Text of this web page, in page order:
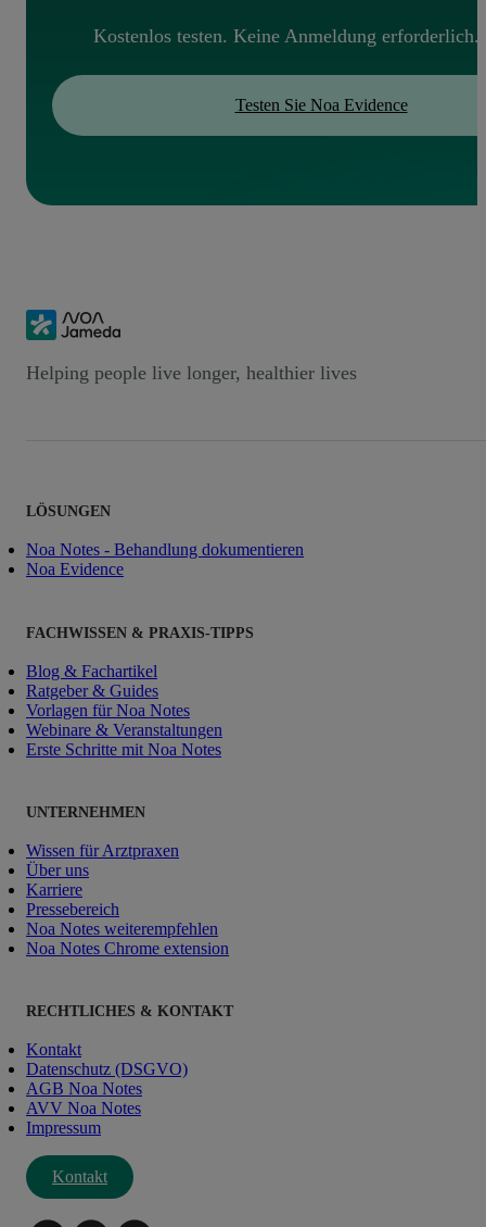
Kostenlos testen. Keine Anmeldung erforderlich.
Testen Sie Noa Evidence
Helping people live longer, healthier lives
LÖSUNGEN
Noa Notes - Behandlung dokumentieren
Noa Evidence
FACHWISSEN & PRAXIS-TIPPS
Blog & Fachartikel
Ratgeber & Guides
Vorlagen für Noa Notes
Webinare & Veranstaltungen
Erste Schritte mit Noa Notes
UNTERNEHMEN
Wissen für Arztpraxen
Über uns
Karriere
Pressebereich
Noa Notes weiterempfehlen
Noa Notes Chrome extension
RECHTLICHES & KONTAKT
Kontakt
Datenschutz (DSGVO)
AGB Noa Notes
AVV Noa Notes
Impressum
Kontakt